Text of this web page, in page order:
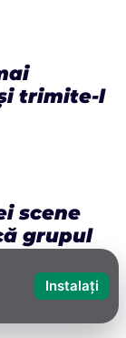
trimite-l
scene
grupul
Instalați